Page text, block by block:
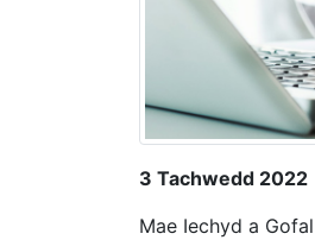
3 Tachwedd 2022
Mae Iechyd a